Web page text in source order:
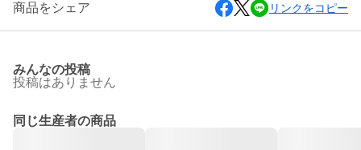
商品をシェア リンクをコピー
みんなの投稿
投稿はありません
同じ生産者の商品